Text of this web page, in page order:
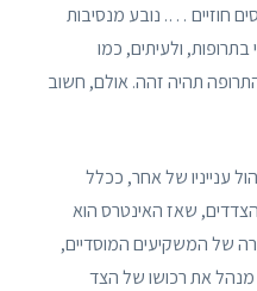
חוזיים …. נובע מנסיבות
בתרופות, ולעיתים, כמו
תהיה זהה. אולם, חשוב
ענייניו של אחר, ככלל
שאז האינטרס הוא
של המשקיעים המוסדיים,
את רכושו של הצד